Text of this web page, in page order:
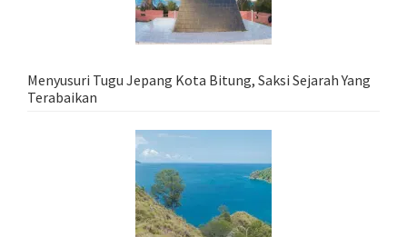
Menyusuri Tugu Jepang Kota Bitung, Saksi Sejarah Yang
Terabaikan